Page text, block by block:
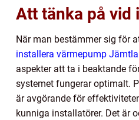
Att tänka på vid
När man bestämmer sig för
installera värmepump
aspekter att ta i beaktande
systemet fungerar optimalt.
är avgörande för
kunniga installatörer. Det är